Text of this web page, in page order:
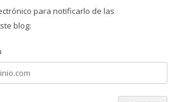
para notificarlo de las
blog: